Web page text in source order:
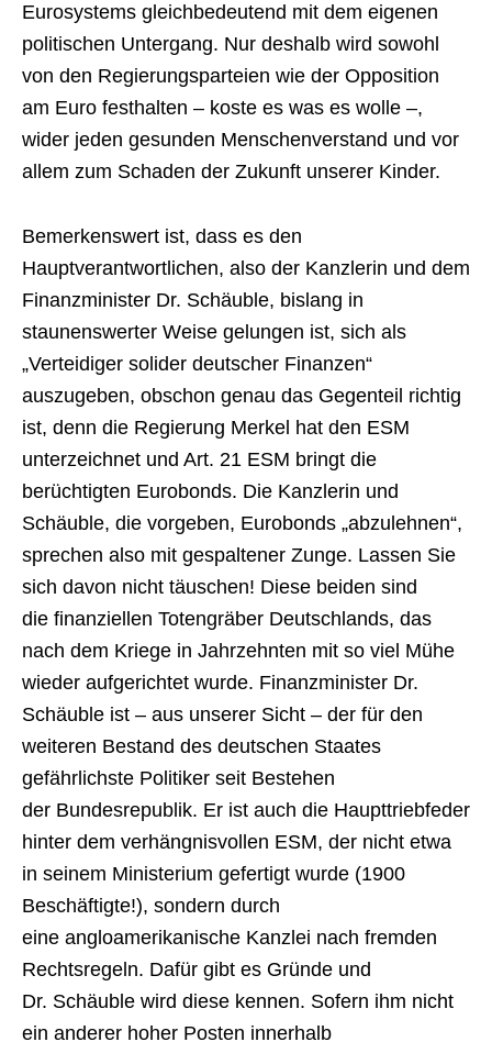
Eurosystems gleichbedeutend mit dem eigenen
politischen Untergang. Nur deshalb wird sowohl
von den Regierungsparteien wie der Opposition
am Euro festhalten – koste es was es wolle –,
wider jeden gesunden Menschenverstand und vor
allem zum Schaden der Zukunft unserer Kinder.
Bemerkenswert ist, dass es den
Hauptverantwortlichen, also der Kanzlerin und dem
Finanzminister Dr. Schäuble, bislang in
staunenswerter Weise gelungen ist, sich als
„Verteidiger solider deutscher Finanzen“
auszugeben, obschon genau das Gegenteil richtig
ist, denn die Regierung Merkel hat den ESM
unterzeichnet und Art. 21 ESM bringt die
berüchtigten Eurobonds. Die Kanzlerin und
Schäuble, die vorgeben, Eurobonds „abzulehnen“,
sprechen also mit gespaltener Zunge. Lassen Sie
sich davon nicht täuschen! Diese beiden sind
die finanziellen Totengräber Deutschlands, das
nach dem Kriege in Jahrzehnten mit so viel Mühe
wieder aufgerichtet wurde. Finanzminister Dr.
Schäuble ist – aus unserer Sicht – der für den
weiteren Bestand des deutschen Staates
gefährlichste Politiker seit Bestehen
der Bundesrepublik. Er ist auch die Haupttriebfeder
hinter dem verhängnisvollen ESM, der nicht etwa
in seinem Ministerium gefertigt wurde (1900
Beschäftigte!), sondern durch
eine angloamerikanische Kanzlei nach fremden
Rechtsregeln. Dafür gibt es Gründe und
Dr. Schäuble wird diese kennen. Sofern ihm nicht
ein anderer hoher Posten innerhalb